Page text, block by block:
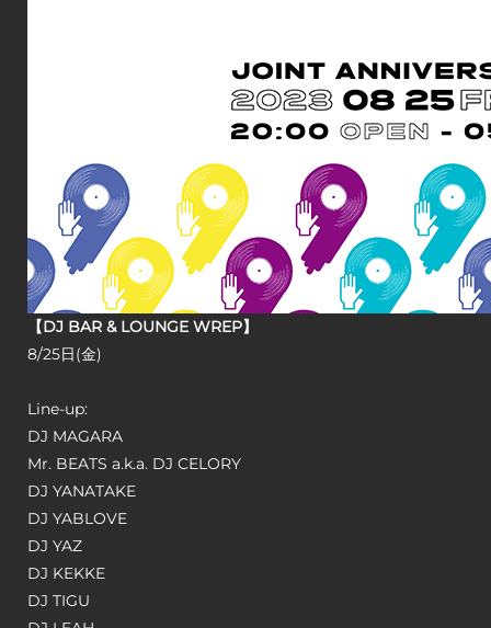
【DJ BAR & LOUNGE WREP】
8/25日(金)
Line-up:
DJ MAGARA
Mr. BEATS a.k.a. DJ CELORY
DJ YANATAKE
DJ YABLOVE
DJ YAZ
DJ KEKKE
DJ TIGU